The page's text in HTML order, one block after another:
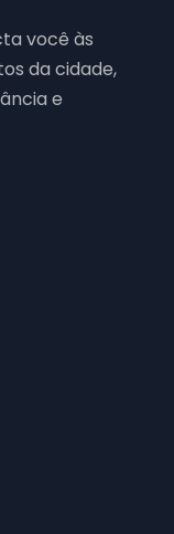
você às
da cidade,
e